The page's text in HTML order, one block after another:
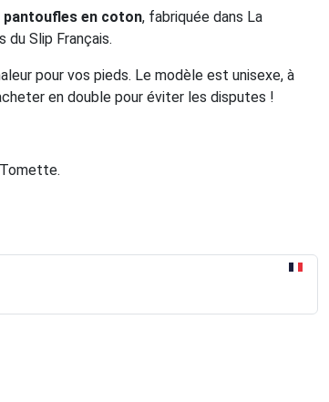
pantoufles en coton, fabriquée dans La
du Slip Français.
pour vos pieds. Le modèle est unisexe, à
en double pour éviter les disputes !